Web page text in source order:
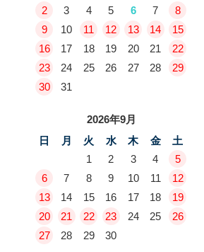
2
3 4 5 6 7
8
9
10 11 12 13 14
15
16
17 18 19 20 21
22
23
24 25 26 27 28
29
30
31
2026年9月
日
月 火 水 木 金
土
1
2 3 4
5
6
7 8 9 10 11
12
13
14 15 16 17 18
19
20
21 22 23 24 25
26
27
28 29 30